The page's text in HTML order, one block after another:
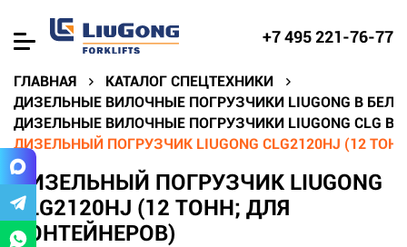
+7 495 221-76-77
ГЛАВНАЯ
КАТАЛОГ СПЕЦТЕХНИКИ
ДИЗЕЛЬНЫЕ ВИЛОЧНЫЕ ПОГРУЗЧИКИ LIUGONG В
ДИЗЕЛЬНЫЕ ВИЛОЧНЫЕ ПОГРУЗЧИКИ LIUGONG CLG В
ДИЗЕЛЬНЫЙ ПОГРУЗЧИК LIUGONG CLG2120HJ (12
ДИЗЕЛЬНЫЙ ПОГРУЗЧИК LIUGONG
CLG2120HJ (12 ТОНН; ДЛЯ
КОНТЕЙНЕРОВ)